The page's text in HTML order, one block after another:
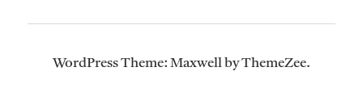
WordPress Theme: Maxwell by ThemeZee.